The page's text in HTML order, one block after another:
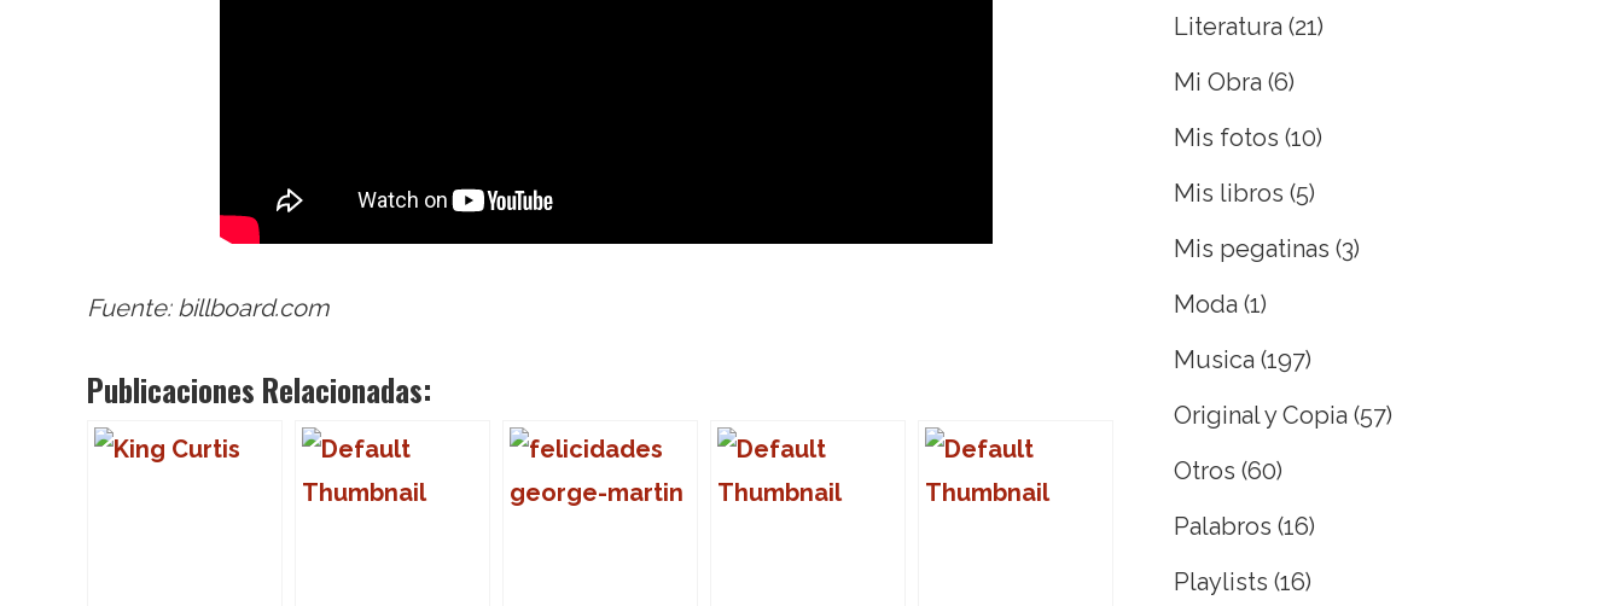
Fuente: billboard.com
Publicaciones Relacionadas:
Literatura (21)
Mi Obra (6)
Mis fotos (10)
Mis libros (5)
Mis pegatinas (3)
Moda (1)
Musica (197)
Original y Copia (57)
Otros (60)
Palabros (16)
Playlists (16)